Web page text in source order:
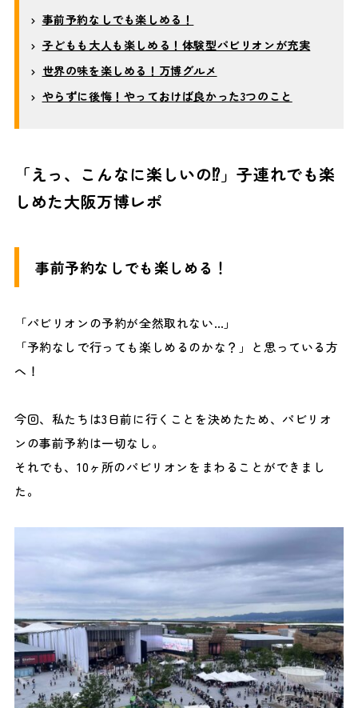
事前予約なしでも楽しめる！
子どもも大人も楽しめる！体験型パビリオンが充実
世界の味を楽しめる！万博グルメ
やらずに後悔！やっておけば良かった3つのこと
「えっ、こんなに楽しいの⁉」子連れでも楽
しめた大阪万博レポ
事前予約なしでも楽しめる！
「パビリオンの予約が全然取れない…」
「予約なしで行っても楽しめるのかな？」と思っている方
へ！
今回、私たちは3日前に行くことを決めたため、パビリオ
ンの事前予約は一切なし。
それでも、10ヶ所のパビリオンをまわることができまし
た。